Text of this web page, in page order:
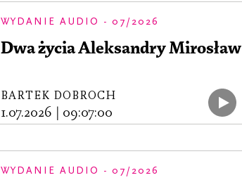
WYDANIE AUDIO - 07/2026
Dwa życia Aleksandry Mirosław
BARTEK DOBROCH
1.07.2026 09:07:00
WYDANIE AUDIO - 07/2026